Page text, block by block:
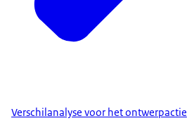
Verschilanalyse voor het